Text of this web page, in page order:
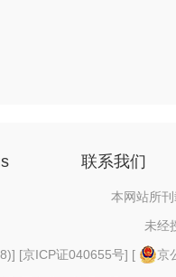
联系我们
本网站所
未经
] [京ICP证040655号] [
京